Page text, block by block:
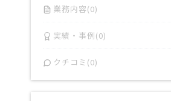
業務内容(0)
実績・事例(0)
クチコミ(0)